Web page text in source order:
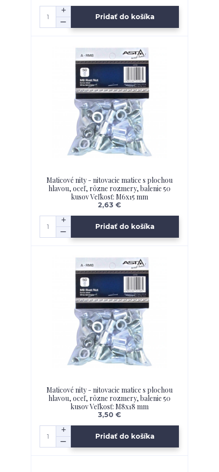
Pridať do košíka
Maticové nity - nitovacie matice s plochou
hlavou, oceľ, rôzne rozmery, balenie 50
kusov Veľkosť: M6x15 mm
2,63 €
Pridať do košíka
Maticové nity - nitovacie matice s plochou
hlavou, oceľ, rôzne rozmery, balenie 50
kusov Veľkosť: M8x18 mm
3,50 €
Pridať do košíka